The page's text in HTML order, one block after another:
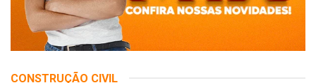
CONSTRUÇÃO CIVIL